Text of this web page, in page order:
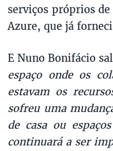
serviços próprios
Azure, que já
E Nuno Bonifácio
espaço onde os
estavam os
sofreu uma
de casa ou
continuará a ser